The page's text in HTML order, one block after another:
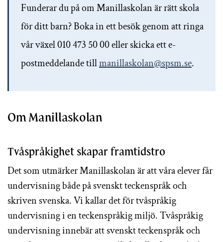
Funderar du på om Manillaskolan är rätt skola
för ditt barn? Boka in ett besök genom att ringa
vår växel 010 473 50 00 eller skicka ett e-
postmeddelande tillmanillaskolan@spsm.se.
Om Manillaskolan
Tvåspråkighet skapar framtidstro
Det som utmärker Manillaskolan är att våra elever får
undervisning både på svenskt teckenspråk och
skriven svenska. Vi kallar det för tvåspråkig
undervisning i en teckenspråkig miljö. Tvåspråkig
undervisning innebär att svenskt teckenspråk och